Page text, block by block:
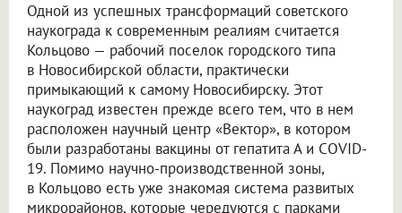
Одной из успешных трансформаций советского
наукограда к современным реалиям считается
Кольцово — рабочий поселок городского типа
в Новосибирской области, практически
примыкающий к самому Новосибирску. Этот
наукоград известен прежде всего тем, что в нем
расположен научный центр «Вектор», в котором
были разработаны вакцины от гепатита А и COVID-
19. Помимо научно-производственной зоны,
в Кольцово есть уже знакомая система развитых
микрорайонов, которые чередуются с парками